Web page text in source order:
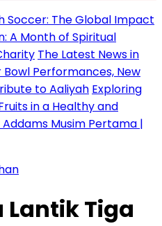
Soccer: The Global Impact
A Month of Spiritual
The Latest News in
Bowl Performances, New
to Aaliyah Exploring
in a Healthy and
Musim Pertama |
Tiga